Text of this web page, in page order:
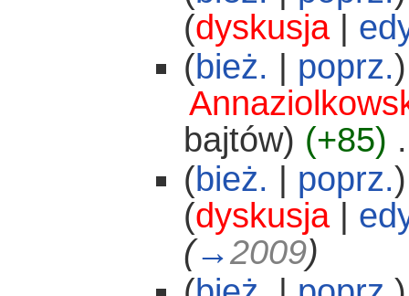
(dyskusja|
(bież. poprz.)
bajtów) (+85)
(bież. poprz.)
(dyskusja|
(→2009)